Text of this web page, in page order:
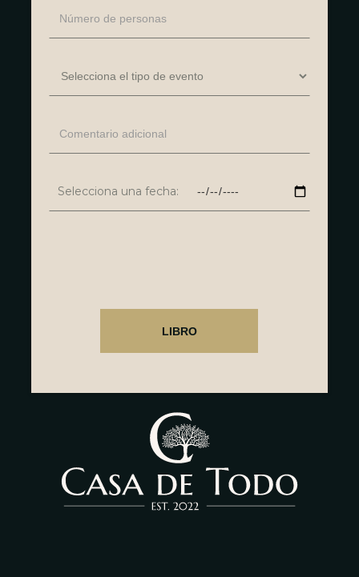
Selecciona una fecha: